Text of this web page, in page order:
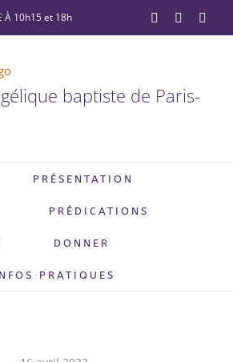
À 10h15 et 18h YouTubeFacebook
baptiste de Paris-
PRÉSENTATION
PRÉDICATIONS
DONNER
PRATIQUES